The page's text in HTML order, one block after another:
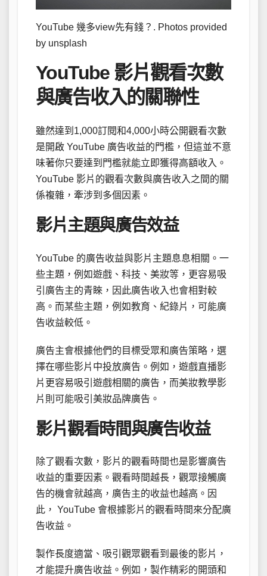
YouTube 幾多view先有錢？. Photos provided
by unsplash
YouTube 影片觀看次數
與廣告收入的關聯性
雖然達到1,000訂閱和4,000小時公開觀看次數
是開啟 YouTube 廣告收益的門檻，但這並不意
味著你只要達到門檻就能立即獲得高額收入。
YouTube 影片的觀看次數與廣告收入之間的關
係複雜，牽涉到多個因素。
影片主題與廣告效益
YouTube 的廣告收益與影片主題息息相關。一
些主題，例如遊戲、科技、美妝等，更容易吸
引廣告主的青睞，因此廣告收入也會相對較
高。而某些主題，例如教育、紀錄片，可能廣
告收益較低。
廣告主會根據他們的目標受眾和廣告策略，選
擇在哪些影片中投放廣告。例如，遊戲直播影
片更容易吸引遊戲相關的廣告，而美妝教學影
片則可能吸引美妝品牌廣告。
影片觀看時間與廣告收益
除了觀看次數，影片的觀看時間也是影響廣告
收益的重要因素。觀看時間越長，觀眾接觸廣
告的機會就越高，廣告主的收益也越高。因
此， YouTube 會根據影片的觀看時間來分配廣
告收益。
製作長度適當、吸引觀眾觀看到最後的影片，
才能提升廣告收益。例如，製作精彩的開頭和